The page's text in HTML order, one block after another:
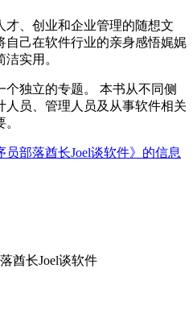
、创业和企业管理的随想文
自己在软件行业的亲身感悟娓娓
实用。
独立的专题。 本书从不同侧
员、管理人员及从事软件相关
部落酋长Joel谈软件》的信息
酋长Joel谈软件